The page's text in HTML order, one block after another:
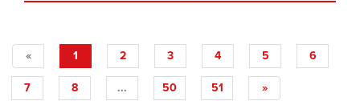
« 1 2 3 4 5 6
7 8 ... 50 51 »